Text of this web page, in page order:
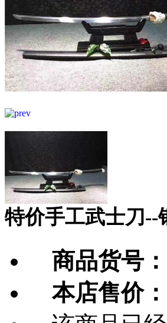
特价手工武士刀--
商品货号：
本店售价：